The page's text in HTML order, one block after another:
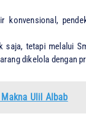
tetapi melalui
dikelola dengan
Ulil Albab